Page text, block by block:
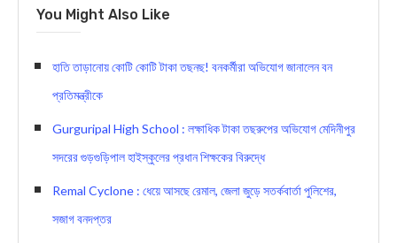
You Might Also Like
হাতি তাড়ানোয় কোটি কোটি টাকা তছনছ! বনকর্মীরা অভিযোগ জানালেন বন
প্রতিমন্ত্রীকে
Gurguripal High School : লক্ষাধিক টাকা তছরুপের অভিযোগ মেদিনীপুর
সদরের গুড়গুড়িপাল হাইস্কুলের প্রধান শিক্ষকের বিরুদ্ধে
Remal Cyclone : ধেয়ে আসছে রেমাল, জেলা জুড়ে সতর্কবার্তা পুলিশের,
সজাগ বনদপ্তর